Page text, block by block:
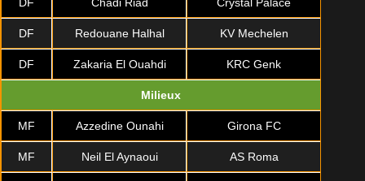
DF Chadi Riad Crystal Palace
DF Redouane Halhal KV Mechelen
DF Zakaria El Ouahdi KRC Genk
Milieux
MF Azzedine Ounahi Girona FC
MF Neil El Aynaoui AS Roma